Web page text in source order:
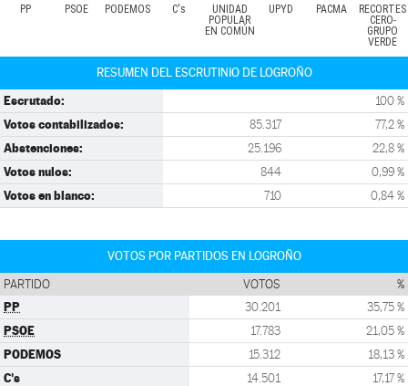
PP PSOE PODEMOS C's
UNIDAD
POPULAR
EN COMÚN
UPYD PACMA
RECORTES
CERO-
GRUPO
VERDE
RESUMEN DEL ESCRUTINIO DE LOGROÑO
Escrutado: 100 %
Votos contabilizados: 85.317 77,2 %
Abstenciones: 25.196 22,8 %
Votos nulos: 844 0,99 %
Votos en blanco: 710 0,84 %
VOTOS POR PARTIDOS EN LOGROÑO
PARTIDO VOTOS %
PP 30.201 35,75 %
PSOE 17.783 21,05 %
PODEMOS 15.312 18,13 %
C's 14.501 17,17 %